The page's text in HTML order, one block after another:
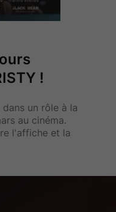
!
un rôle à la
au cinéma.
l'affiche et la